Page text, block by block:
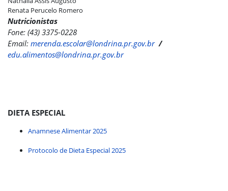
Renata Perucelo Romero
Nutricionistas
Fone: (43) 3375-0228
Email: merenda.escolar@londrina.pr.gov.br/
edu.alimentos@londrina.pr.gov.br
DIETA ESPECIAL
Anamnese Alimentar 2025
Protocolo de Dieta Especial 2025